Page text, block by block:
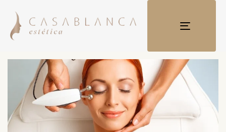
TOGGLE
Fale conosco